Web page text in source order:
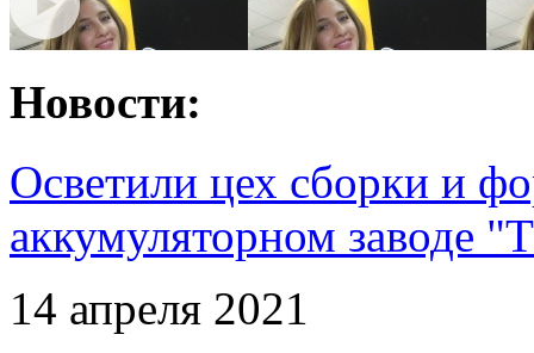
Новости:
Осветили цех сборки и
аккумуляторном заводе
14 апреля 2021